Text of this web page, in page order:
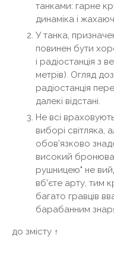
танками: гарне
динаміка і
У танка,
повинен бути
і радіостанція з
метрів). Огляд
радіостанція
далекі відстані.
Не всі
виборі світляка,
обов'язково
високий
рушницею" не
вб'єте арту, тим
багато гравців
барабанним
до змісту ↑